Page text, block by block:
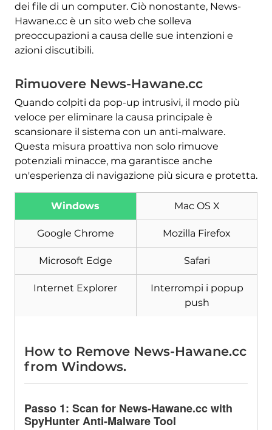
dei file di un computer. Ciò nonostante, News-
Hawane.cc è un sito web che solleva
preoccupazioni a causa delle sue intenzioni e
azioni discutibili.
Rimuovere News-Hawane.cc
Quando colpiti da pop-up intrusivi, il modo più
veloce per eliminare la causa principale è
scansionare il sistema con un anti-malware.
Questa misura proattiva non solo rimuove
potenziali minacce, ma garantisce anche
un'esperienza di navigazione più sicura e protetta.
Windows Mac OS X
Google Chrome Mozilla Firefox
Microsoft Edge Safari
Internet Explorer
Interrompi i popup
push
How to Remove News-Hawane.cc
from Windows.
Passo 1: Scan for News-Hawane.cc with
SpyHunter Anti-Malware Tool
Scarica
Strumento di rimozione